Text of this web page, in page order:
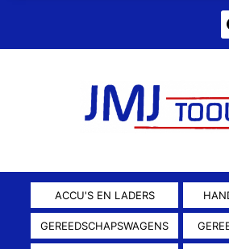
ACCU'S EN LADERS
GEREEDSCHAPSWAGENS